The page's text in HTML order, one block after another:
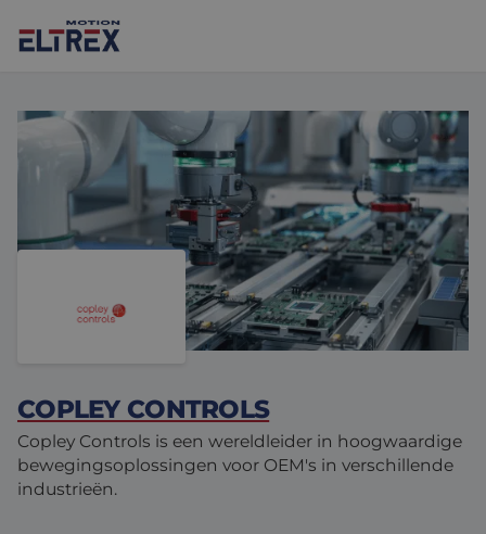
Onze oplossingen
Drives & controllers
Motion Control Solutions
Design & prototyping
Agri-food
Life sciences
Harsh environments
Projecten
Nieuws
Contact opnemen
COPLEY CONTROLS
Copley Controls is een wereldleider in hoogwaardige
bewegingsoplossingen voor OEM's in verschillende
industrieën.